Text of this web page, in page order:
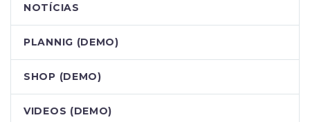
NOTÍCIAS
PLANNIG (DEMO)
SHOP (DEMO)
VIDEOS (DEMO)